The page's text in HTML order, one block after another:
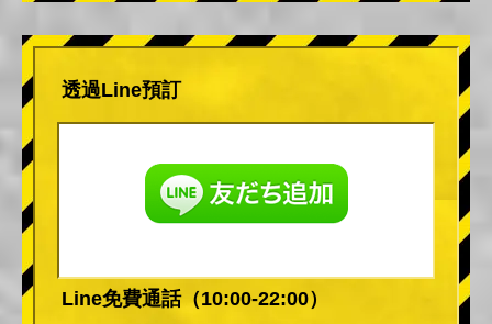
透過Line預訂
Line免費通話（10:00-22:00）